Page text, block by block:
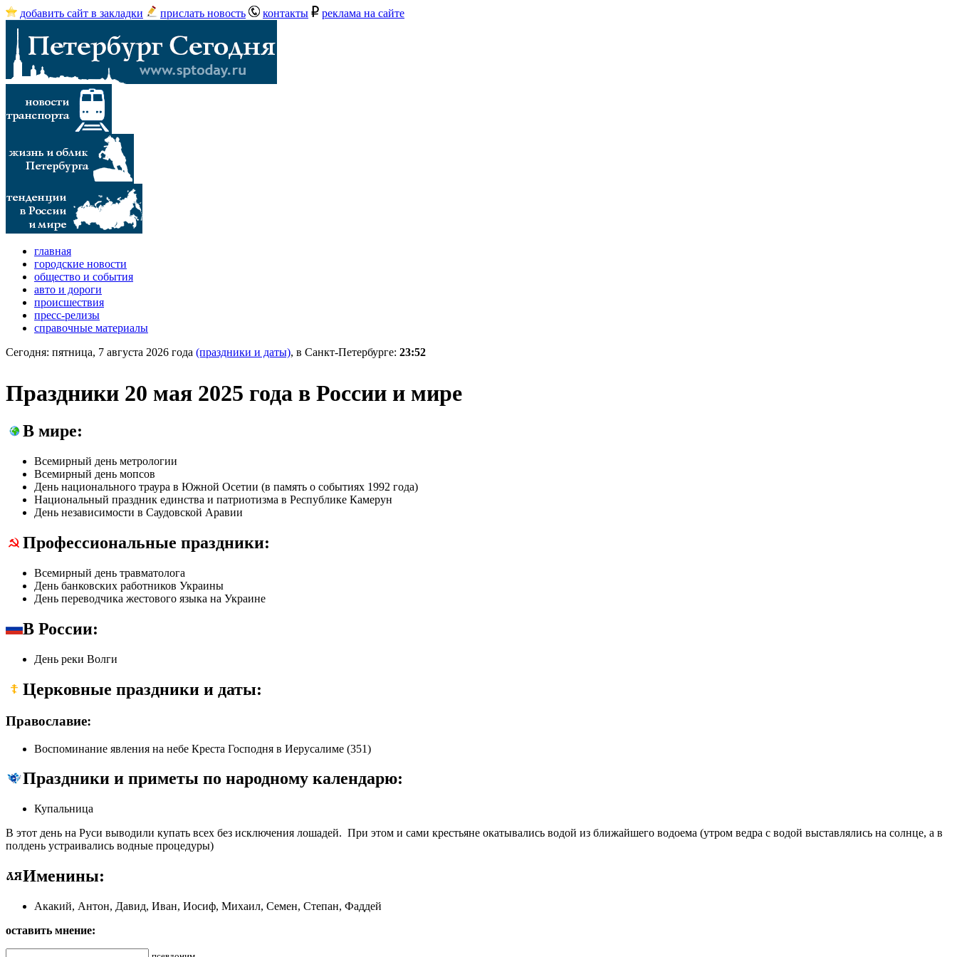
добавить сайт в закладки прислать новость контакты реклама на сайте
главная
городские новости
общество и события
авто и дороги
происшествия
пресс-релизы
справочные материалы
Сегодня: пятница, 7 августа 2026 года (праздники и даты), в Санкт-Петербурге: 23:52
Праздники 20 мая 2025 года в России и мире
В мире:
Всемирный день метрологии
Всемирный день мопсов
День национального траура в Южной Осетии (в память о событиях 1992 года)
Национальный праздник единства и патриотизма в Республике Камерун
День независимости в Саудовской Аравии
Профессиональные праздники:
Всемирный день травматолога
День банковских работников Украины
День переводчика жестового языка на Украине
В России:
День реки Волги
Церковные праздники и даты:
Православие:
Воспоминание явления на небе Креста Господня в Иерусалиме (351)
Праздники и приметы по народному календарю:
Купальница
В этот день на Руси выводили купать всех без исключения лошадей. При этом и сами крестьяне окатывались водой из ближайшего водоема (утром ведра с водой выставлялись на солнце, а в
полдень устраивались водные процедуры)
Именины:
Акакий, Антон, Давид, Иван, Иосиф, Михаил, Семен, Степан, Фаддей
оставить мнение: